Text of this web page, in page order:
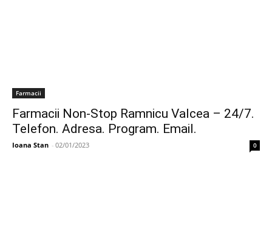
Farmacii
Farmacii Non-Stop Ramnicu Valcea – 24/7.
Telefon. Adresa. Program. Email.
Ioana Stan - 02/01/2023 0